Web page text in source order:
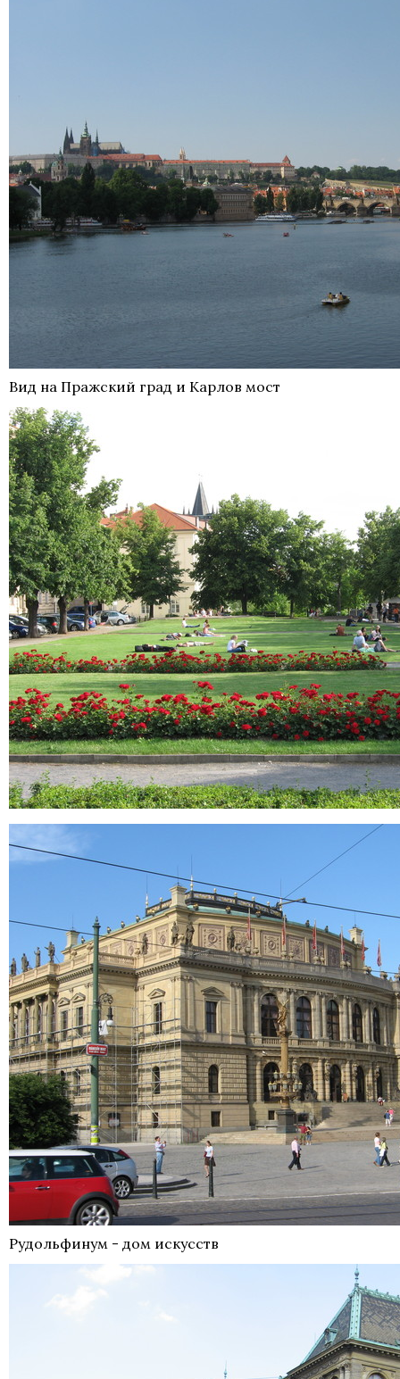
Вид на Пражский град и Карлов мост
Рудольфинум - дом искусств